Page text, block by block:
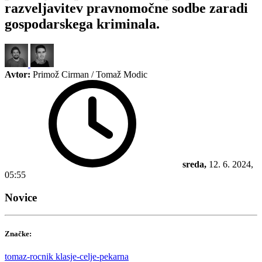
razveljavitev pravnomočne sodbe zaradi
gospodarskega kriminala.
Avtor: Primož Cirman / Tomaž Modic
sreda, 12. 6. 2024,
05:55
Novice
Značke:
tomaz-rocnik klasje-celje-pekarna